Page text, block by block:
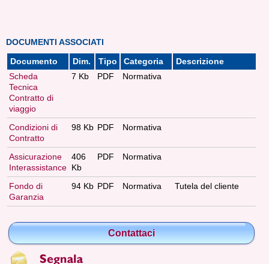
DOCUMENTI ASSOCIATI
Documento
Dim. Tipo Categoria
Descrizione
Scheda
Tecnica
Contratto di
viaggio
7 Kb PDF Normativa
Condizioni di
Contratto
98 Kb PDF Normativa
Assicurazione
Interassistance
406
Kb
PDF Normativa
Fondo di
Garanzia
94 Kb PDF Normativa Tutela del cliente
Contattaci